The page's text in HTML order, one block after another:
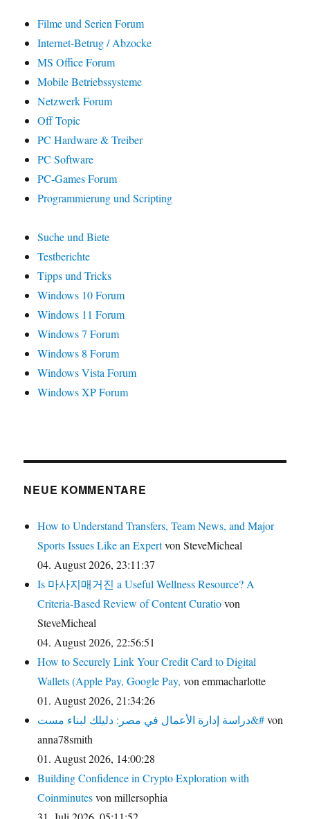
Filme und Serien Forum
Internet-Betrug / Abzocke
MS Office Forum
Mobile Betriebssysteme
Netzwerk Forum
Off Topic
PC Hardware & Treiber
PC Software
PC-Games Forum
Programmierung und Scripting
Suche und Biete
Testberichte
Tipps und Tricks
Windows 10 Forum
Windows 11 Forum
Windows 7 Forum
Windows 8 Forum
Windows Vista Forum
Windows XP Forum
NEUE KOMMENTARE
How to Understand Transfers, Team News, and Major
Sports Issues Like an Expertvon SteveMicheal
04. August 2026, 23:11:37
Is 마사지매거진 a Useful Wellness Resource? A
Criteria-Based Review of Content Curatiovon
SteveMicheal
04. August 2026, 22:56:51
How to Securely Link Your Credit Card to Digital
Wallets (Apple Pay, Google Pay, von emmacharlotte
01. August 2026, 21:34:26
دراسة إدارة الأعمال في مصر: دليلك لبناء مست&#von
anna78smith
01. August 2026, 14:00:28
Building Confidence in Crypto Exploration with
Coinminutesvon millersophia